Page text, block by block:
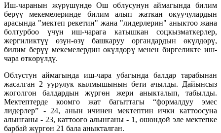
Иш-чаранын жүрүшүндө Ош облусунун аймагында билим
берүү мекемелеринде билим алып жаткан окуучулардын
арасында "мектеп рекетин" жана "лидерлерин" аныктоо жана
болтурбоо үчүн иш-чарага катышкан соцкызматкерлер,
жергиликтүү өзүн-өзү башкаруу органдардын өкүлдөрү,
билим берүү мекемелердин өкүлдөрү менен биргеликте иш-
чара өткөрүлдү.
Облустун аймагында иш-чара убагында балдар тарабынан
жасалган 2 уурулук кылмышынын бети ачылды. Дайынсыз
жоголгон балдардын жүргөн жери аныкталып, табылды.
Мектептерде коомго жат багыттагы “формалдуу эмес
лидерлер” - 24, анын ичинен мектептин ички каттоосуна
алынганы - 23, каттоого алынганы - 1, ошондой эле мектепке
барбай жүргөн 21 бала аныкталган.